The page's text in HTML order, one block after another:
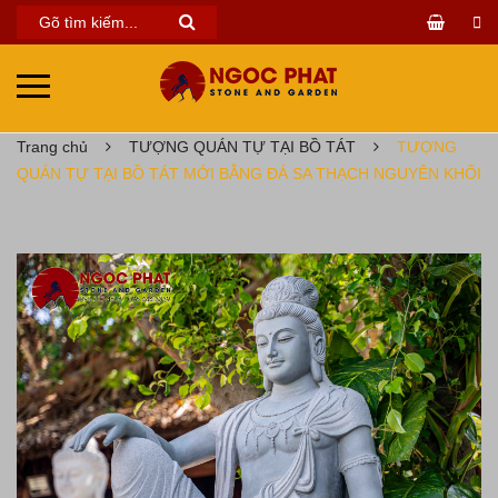
Trang chủ TƯỢNG QUÁN TỰ TẠI BỒ TÁT
TƯỢNG
QUÁN TỰ TẠI BỒ TÁT MỚI BẰNG ĐÁ SA THẠCH NGUYÊN KHỐI